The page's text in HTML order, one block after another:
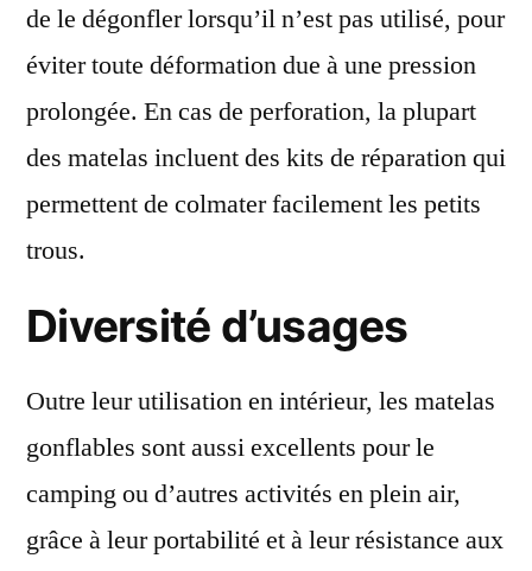
de le dégonfler lorsqu’il n’est pas utilisé, pour
éviter toute déformation due à une pression
prolongée. En cas de perforation, la plupart
des matelas incluent des kits de réparation qui
permettent de colmater facilement les petits
trous.
Diversité d’usages
Outre leur utilisation en intérieur, les matelas
gonflables sont aussi excellents pour le
camping ou d’autres activités en plein air,
grâce à leur portabilité et à leur résistance aux